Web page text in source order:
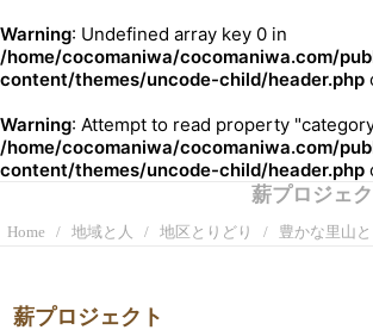
Warning: Undefined array key 0 in
/home/cocomaniwa/cocomaniwa.com/
content/themes/uncode-child/header.php
Warning: Attempt to read property
/home/cocomaniwa/cocomaniwa.com/
content/themes/uncode-child/header.php
薪プロジェ
Home 地域と人 地区とりどり 豊かな里山
薪プロジェクト